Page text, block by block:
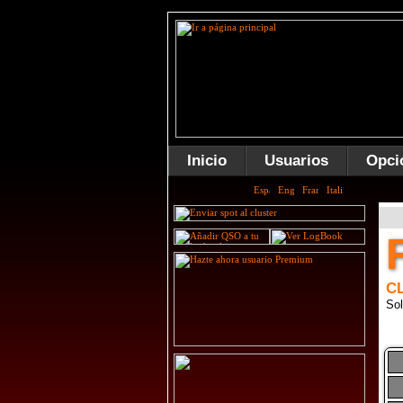
Inicio Usuarios